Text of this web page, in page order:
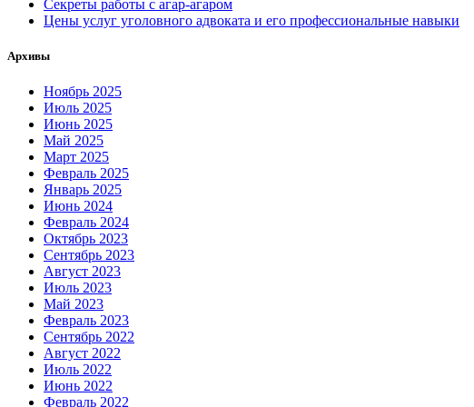
Секреты работы с агар-агаром
Цены услуг уголовного адвоката и его профессиональные навыки
Архивы
Ноябрь 2025
Июль 2025
Июнь 2025
Май 2025
Март 2025
Февраль 2025
Январь 2025
Июнь 2024
Февраль 2024
Октябрь 2023
Сентябрь 2023
Август 2023
Июль 2023
Май 2023
Февраль 2023
Сентябрь 2022
Август 2022
Июль 2022
Июнь 2022
Февраль 2022